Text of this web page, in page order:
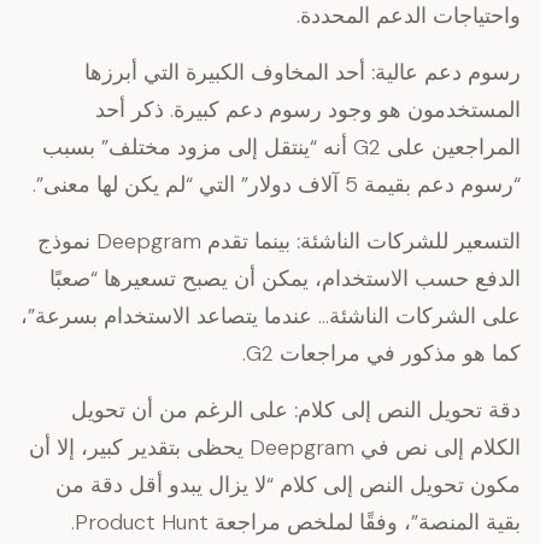
واحتياجات الدعم المحددة.
رسوم دعم عالية: أحد المخاوف الكبيرة التي أبرزها
المستخدمون هو وجود رسوم دعم كبيرة. ذكر أحد
المراجعين على G2 أنه “ينتقل إلى مزود مختلف” بسبب
“رسوم دعم بقيمة 5 آلاف دولار” التي “لم يكن لها معنى”.
التسعير للشركات الناشئة:
بينما تقدم Deepgram نموذج
الدفع حسب الاستخدام، يمكن أن يصبح تسعيرها “صعبًا
على الشركات الناشئة… عندما يتصاعد الاستخدام بسرعة”،
كما هو مذكور في مراجعات G2.
دقة تحويل النص إلى كلام: على الرغم من أن تحويل
الكلام إلى نص في Deepgram يحظى بتقدير كبير، إلا أن
مكون تحويل النص إلى كلام “لا يزال يبدو أقل دقة من
بقية المنصة”، وفقًا لملخص مراجعة Product Hunt.